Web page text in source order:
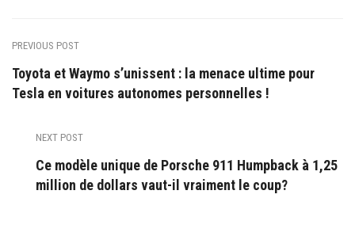
PREVIOUS POST
Toyota et Waymo s’unissent : la menace ultime pour
Tesla en voitures autonomes personnelles !
NEXT POST
Ce modèle unique de Porsche 911 Humpback à 1,25
million de dollars vaut-il vraiment le coup?